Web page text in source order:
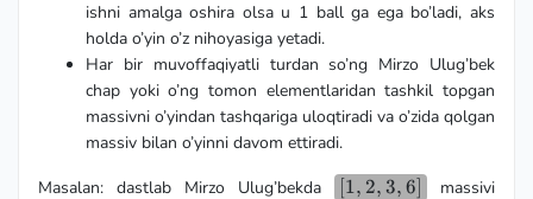
ishni amalga oshira olsa u 1 ball ga ega bo’ladi, aks
holda o’yin o’z nihoyasiga yetadi.
Har bir muvoffaqiyatli turdan so’ng Mirzo Ulug’bek
chap yoki o’ng tomon elementlaridan tashkil topgan
massivni o’yindan tashqariga uloqtiradi va o’zida qolgan
massiv bilan o’yinni davom ettiradi.
Masalan: dastlab Mirzo Ulug’bekda
[1,2,3,6]
1, 2, 3, 6
massivi